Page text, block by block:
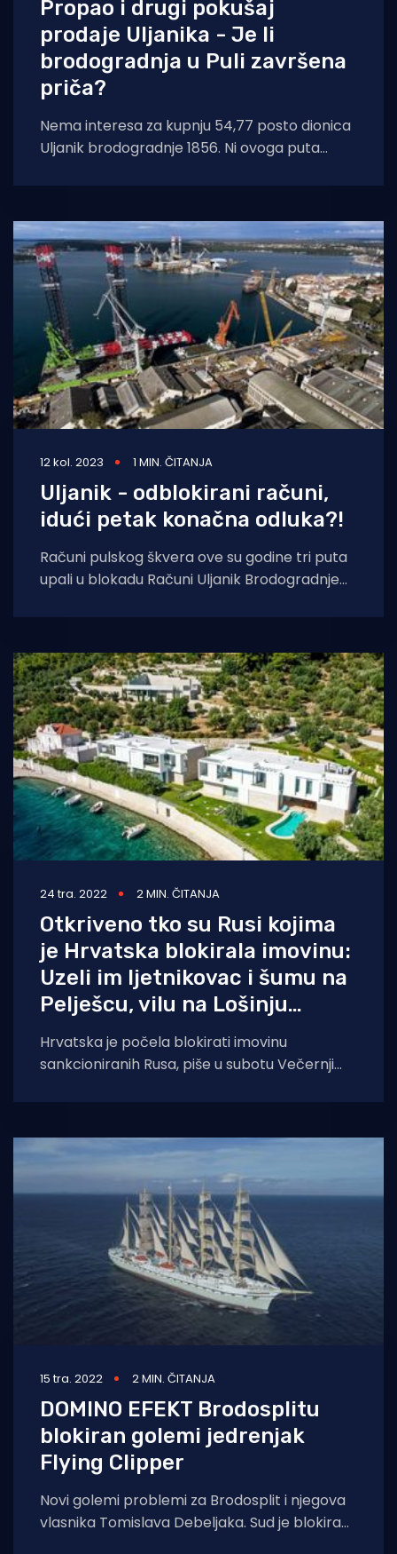
Propao i drugi pokušaj
prodaje Uljanika - Je li
brodogradnja u Puli završena
priča?
Nema interesa za kupnju 54,77 posto dionica
Uljanik brodogradnje 1856. Ni ovoga puta
12 kol. 2023 1 MIN. ČITANJA
Uljanik - odblokirani računi,
idući petak konačna odluka?!
Računi pulskog škvera ove su godine tri puta
upali u blokadu Računi Uljanik Brodogradnje
24 tra. 2022 2 MIN. ČITANJA
Otkriveno tko su Rusi kojima
je Hrvatska blokirala imovinu:
Uzeli im ljetnikovac i šumu na
Pelješcu, vilu na Lošinju…
Hrvatska je počela blokirati imovinu
sankcioniranih Rusa, piše u subotu Večernji
šume,
15 tra. 2022 2 MIN. ČITANJA
DOMINO EFEKT Brodosplitu
blokiran golemi jedrenjak
Flying Clipper
Novi golemi problemi za Brodosplit i njegova
vlasnika Tomislava Debeljaka. Sud je blokirao